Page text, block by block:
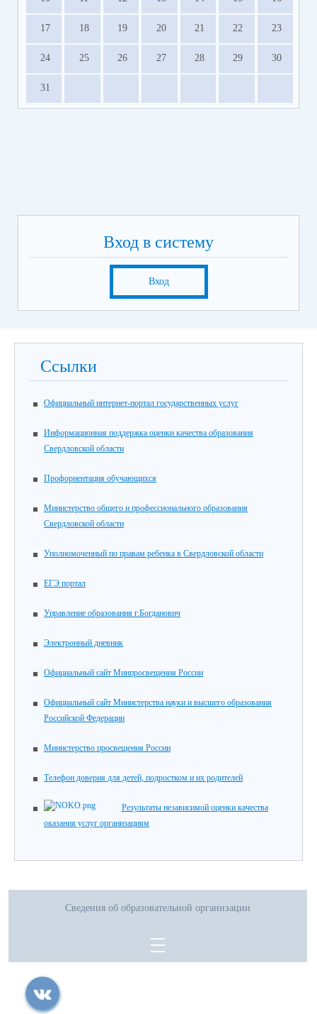
17 18 19 20 21 22 23
24 25 26 27 28 29 30
31
Вход в систему
Вход
Ссылки
Официальный интернет-портал государственных услуг
Информационная поддержка оценки качества образования
Свердловской области
Профориентация обучающихся
Министерство общего и профессионального образования
Свердловской области
Уполномоченный по правам ребенка в Свердловской области
ЕГЭ портал
Управление образования г.Богданович
Электронный дневник
Официальный сайт Минпросвещения России
Официальный сайт Министерства науки и высшего образования
Российской Федерации
Министерство просвещения России
Телефон доверия для детей, подростком и их родителей
Результаты независимой оценки качества
оказания услуг организациям
Сведения об образовательной организации